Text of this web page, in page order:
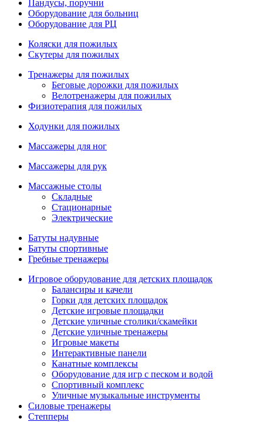
Пандусы, поручни
Оборудование для больниц
Оборудование для РЦ
Коляски для пожилых
Скутеры для пожилых
Тренажеры для пожилых
Беговые дорожки для пожилых
Велотренажеры для пожилых
Физиотерапия для пожилых
Ходунки для пожилых
Массажеры для ног
Массажеры для рук
Массажные столы
Складные
Стационарные
Электрические
Батуты надувные
Батуты спортивные
Гребные тренажеры
Игровое оборудование для детских площадок
Балансиры и качели
Горки для детских площадок
Детские игровые площадки
Детские уличные столики/скамейки
Детские уличные тренажеры
Игровые макеты
Интерактивные панели
Канатные комплексы
Оборудование для игр с песком и водой
Спортивный комплекс
Уличные музыкальные инструменты
Силовые тренажеры
Степперы